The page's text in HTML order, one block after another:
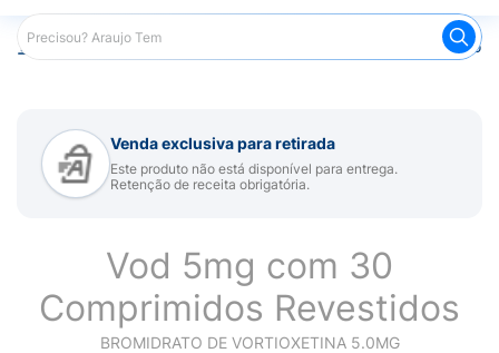
Araujo Medicamentos Remédio para Sistema Nervoso
Venda exclusiva para retirada
Este produto não está disponível para entrega.
Retenção de receita obrigatória.
Vod 5mg com 30
Comprimidos Revestidos
BROMIDRATO DE VORTIOXETINA 5.0MG